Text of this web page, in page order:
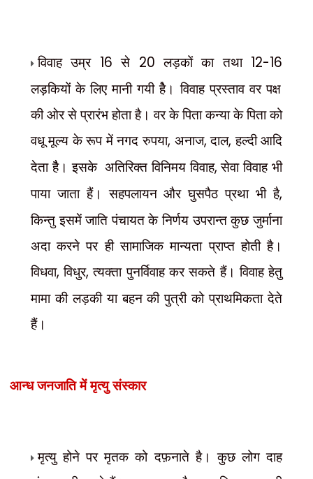
विवाह उम्र 16 से 20 लड़कों का तथा 12-16
लड़कियों के लिए मानी गयी हैे। विवाह प्रस्ताव वर पक्ष
की ओर से प्रारंभ होता है। वर के पिता कन्या के पिता को
वधू मूल्य के रूप में नगद रुपया, अनाज,दाल,हल्दी आदि
देता हैै। इसके अतिरिक्त विनिमय विवाह,सेवा विवाह भी
पाया जाता हैं। सहपलायन और घुसपैठ प्रथा भी है,
किन्तु इसमें जाति पंचायत के निर्णय उपरान्त कुछ जुर्माना
अदा करने पर ही सामाजिक मान्यता प्राप्त होती है।
विधवा,विधुर,त्यक्ता पुनर्विवाह कर सकते हैं। विवाह हेतु
मामा की लड़की या बहन की पुत्री को प्राथमिकता देते
हैं।
आन्ध जनजाति मेंमृत्यु संस्कार
मृत्यु होने पर मृतक को दफ़नाते है। कुछ लोग दाह